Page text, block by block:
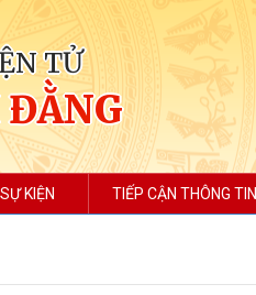
TỬ
ĐẰNG
KIỆN TIẾP CẬN THÔNG TIN